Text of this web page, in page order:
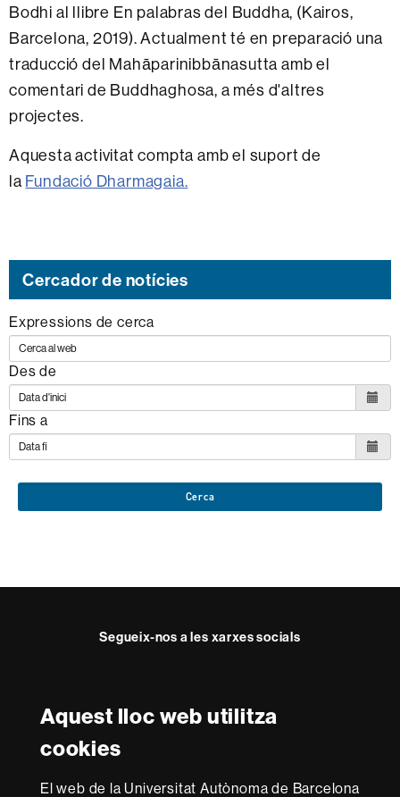
Aquest lloc web utilitza
cookies
El web de la Universitat Autònoma de Barcelona
Bodhi al llibre En palabras del Buddha, (Kairos,
Barcelona, 2019). Actualment té en preparació una
traducció del Mahāparinibbānasutta amb el
comentari de Buddhaghosa, a més d'altres
projectes.
Aquesta activitat compta amb el suport de
la Fundació Dharmagaia.
Cercador de notícies
Expressions de cerca
Des de
Fins a
Cerca
Segueix-nos a les xarxes socials
Reconeixement internacional de l'excel·lència
in